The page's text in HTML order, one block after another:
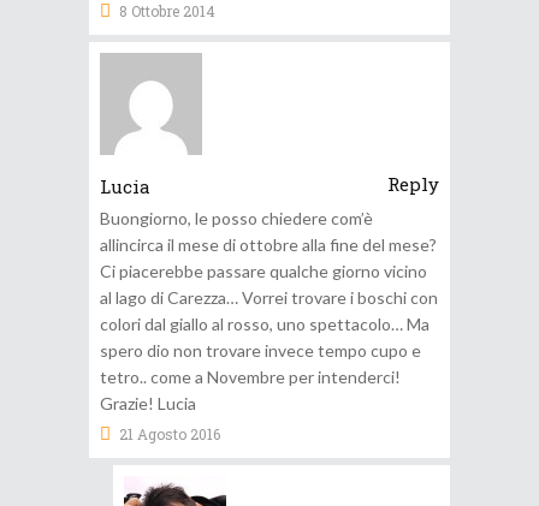
8 Ottobre 2014
Lucia Reply
Buongiorno, le posso chiedere com’è
allincirca il mese di ottobre alla fine del mese?
Ci piacerebbe passare qualche giorno vicino
al lago di Carezza… Vorrei trovare i boschi con
colori dal giallo al rosso, uno spettacolo… Ma
spero dio non trovare invece tempo cupo e
tetro.. come a Novembre per intenderci!
Grazie! Lucia
21 Agosto 2016